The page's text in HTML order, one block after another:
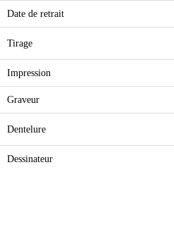
Date de retrait
Tirage
Impression
Graveur
Dentelure
Dessinateur